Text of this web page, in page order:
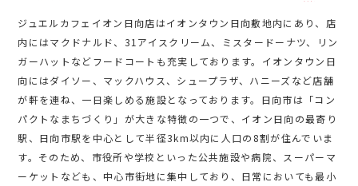
ジュエルカフェイオン日向店はイオンタウン日向敷地内にあり、店
内にはマクドナルド、31アイスクリーム、ミスタードーナツ、リン
ガーハットなどフードコートも充実しております。イオンタウン日
向にはダイソー、マックハウス、シュープラザ、ハニーズなど店舗
が軒を連ね、一日楽しめる施設となっております。日向市は「コン
パクトなまちづくり」が大きな特徴の一つで、イオン日向の最寄り
駅、日向市駅を中心として半径3km以内に人口の8割が住んでいま
す。そのため、市役所や学校といった公共施設や病院、スーパーマ
ーケットなども、中心市街地に集中しており、日常においても最小